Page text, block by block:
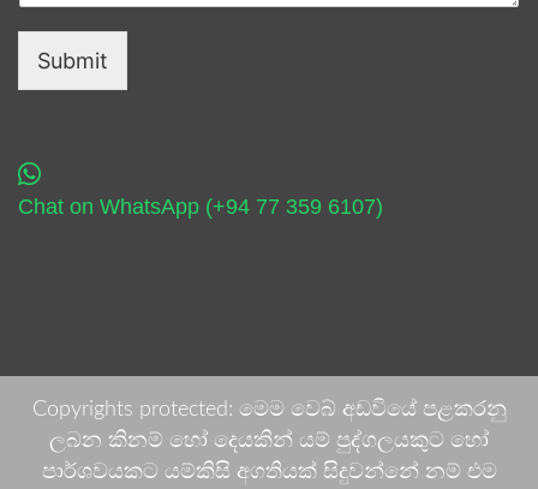
Submit
Chat on WhatsApp (+94 77 359 6107)
Copyrights protected: මෙම වෙබ් අඩවියේ පළකරනු
ලබන කිනම් හෝ දෙයකින් යම් පුද්ගලයකුට හෝ
පාර්ශවයකට යම්කිසි අගතියක් සිදුවන්නේ නම් එම